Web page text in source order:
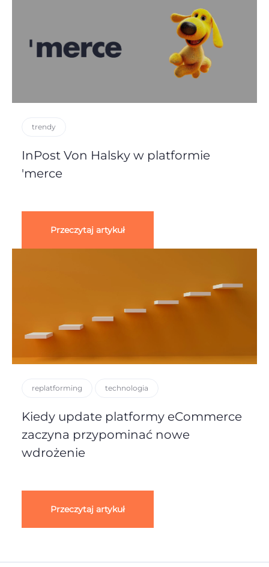
trendy
InPost Von Halsky w platformie
'merce
Przeczytaj artykuł
replatforming technologia
Kiedy update platformy eCommerce
zaczyna przypominać nowe
wdrożenie
Przeczytaj artykuł